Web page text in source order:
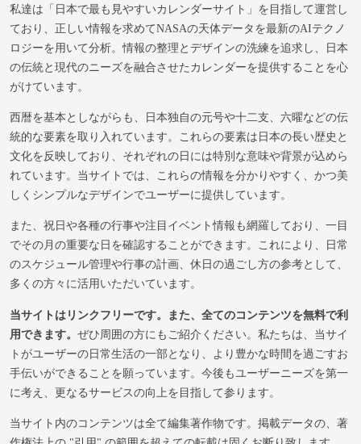
私達は「日本で最も見やすいカレンダーサイト」を目指して運営し
ており、正しい情報を求めてNASAの天体データを最新のAIテクノ
ロジーを用いて分析。情報の整理とデザインの洗練を追求し、日本
の伝統と現代のニーズを融合させたカレンダーを提供することを心
がけています。
西暦を基本としながらも、日本独自の元号や十二支、六曜などの伝
統的な要素を取り入れています。これらの要素は日本の長い歴史と
文化を反映しており、それぞれの日には特別な意味や背景が込めら
れています。当サイトでは、これらの情報を分かりやすく、かつ美
しくシンプルなデザインでユーザーに提供しています。
また、祝日や各種の行事や注目イベント情報も網羅しており、一目
でその月の重要な日を確認することができます。これにより、日常
のスケジュール管理や行事の計画、休日の過ごし方の参考として、
多くの方々に活用いただいています。
当サイトはリンクフリーです。また、全てのコンテンツを無料で利
用できます。 ぜひ周囲の方にもご紹介ください。私たちは、当サイ
トがユーザーの日常生活の一部となり、より豊かな時間を過ごすお
手伝いができることを願っています。今後もユーザーニーズを第一
に考え、更なるサービスの向上を目指して参ります。
当サイト内のコンテンツは全て編集著作物です。掲載データの、著